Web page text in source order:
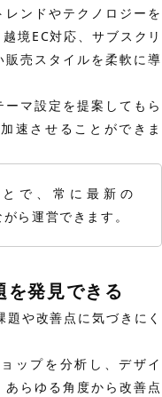
ンドやテクノロジーを
境EC対応、サブスクリ
売スタイルを柔軟に導
マ設定を提案してもら
速させることができま
で、常に最新の
ら運営できます。
を発見できる
や改善点に気づきにく
ップを分析し、デザイ
らゆる角度から改善点